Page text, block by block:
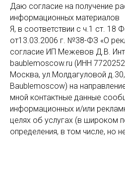
Даю согласие на получение
информационных материалов
Я, в соответствии с ч.1 ст. 18
от13.03.2006 г. №38-ФЗ «О
согласие ИП Межевов Д.В.
baublemoscow.ru (ИНН
Москва, ул.Молдагуловой
Baublemoscow) на
мной контактные данные
информационных и/или
целях об услугах (в широком
определения, в том числе, но